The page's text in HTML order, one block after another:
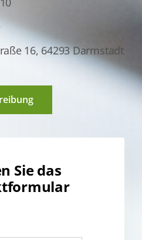
16, 64293 Darmstadt
Sie das